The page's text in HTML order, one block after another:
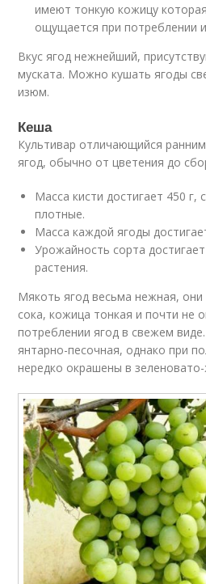
имеют тонкую кожицу
ощущается при потреблении
Вкус ягод нежнейший,
муската. Можно кушать ягоды
изюм.
Кеша
Культивар отличающийся
ягод, обычно от цветения до
Масса кисти достигает 450 г,
плотные.
Масса каждой ягоды
Урожайность сорта
растения.
Мякоть ягод весьма нежная,
сока, кожица тонкая и почти не
потреблении ягод в свежем
янтарно-песочная, однако при
нередко окрашены в